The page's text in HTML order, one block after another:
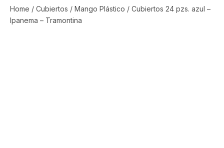
Home / Cubiertos / Mango Plástico / Cubiertos 24 pzs. azul –
Ipanema – Tramontina